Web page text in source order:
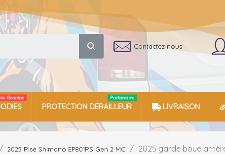
Contactez nous
Goodies
PROTECTION DÉRAILLEUR
Partenaire
LIVRAISON
2025 Rise Shimano EP801RS Gen 2 MC
2025 garde boue